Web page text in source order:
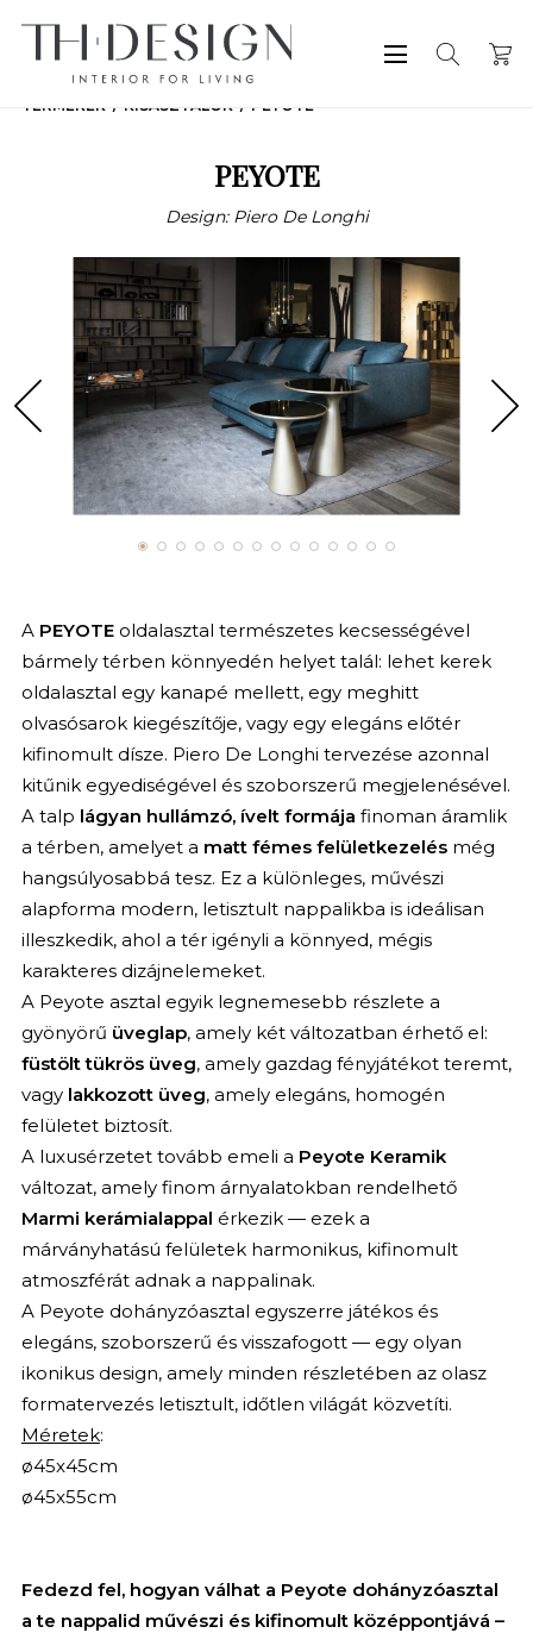
TERMÉKEK KISASZTALOK PEYOTE
PEYOTE
Design: Piero De Longhi
A PEYOTE oldalasztal természetes kecsességével
bármely térben könnyedén helyet talál: lehet kerek
oldalasztal egy kanapé mellett, egy meghitt
olvasósarok kiegészítője, vagy egy elegáns előtér
kifinomult dísze. Piero De Longhi tervezése azonnal
kitűnik egyediségével és szoborszerű megjelenésével.
A talp lágyan hullámzó, ívelt formája finoman áramlik
a térben, amelyet a matt fémes felületkezelésmég
hangsúlyosabbá tesz. Ez a különleges, művészi
alapforma modern, letisztult nappalikba is ideálisan
illeszkedik, ahol a tér igényli a könnyed, mégis
karakteres dizájnelemeket.
A Peyote asztal egyik legnemesebb részlete a
gyönyörű üveglap, amely két változatban érhető el:
füstölt tükrös üveg, amely gazdag fényjátékot teremt,
vagy lakkozott üveg, amely elegáns, homogén
felületet biztosít.
A luxusérzetet tovább emeli a Peyote Keramik
változat, amely finom árnyalatokban rendelhető
Marmi kerámialappal érkezik — ezek a
márványhatású felületek harmonikus, kifinomult
atmoszférát adnak a nappalinak.
A Peyote dohányzóasztal egyszerre játékos és
elegáns, szoborszerű és visszafogott — egy olyan
ikonikus design, amely minden részletében az olasz
formatervezés letisztult, időtlen világát közvetíti.
Méretek:
ø45x45cm
ø45x55cm
Fedezd fel, hogyan válhat a Peyote dohányzóasztal
a te nappalid művészi és kifinomult középpontjává –